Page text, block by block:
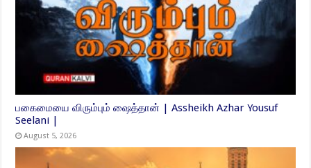
பகைமையை விரும்பும் ஷைத்தான் | Assheikh Azhar Yousuf
Seelani |
August 5, 2026